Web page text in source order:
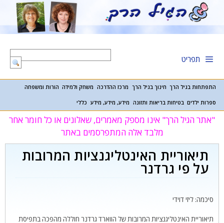
לתוכן
תפריט
התפתחות בגיל הרך חינוך בגיל הרך מרכז ההדרכה משחק ולמידה הורות ומשפחה
ספרות ילדים בטיחות בריאות ותזונה מידע, מידע, מידע כללי
"אתר הגיל הרך" אינו מספק מאמרים, שאלונים או כל חומר אחר
מלבד אלה המתפרסמים באתר
תיאוריית האינטליגנציות המרובות
על פי גרדנר
סיכמה: ליזי דוידי
תיאוריית האינטליגנציות המרובות של הווארד גרדנר חוללה מהפכה בתפיסת